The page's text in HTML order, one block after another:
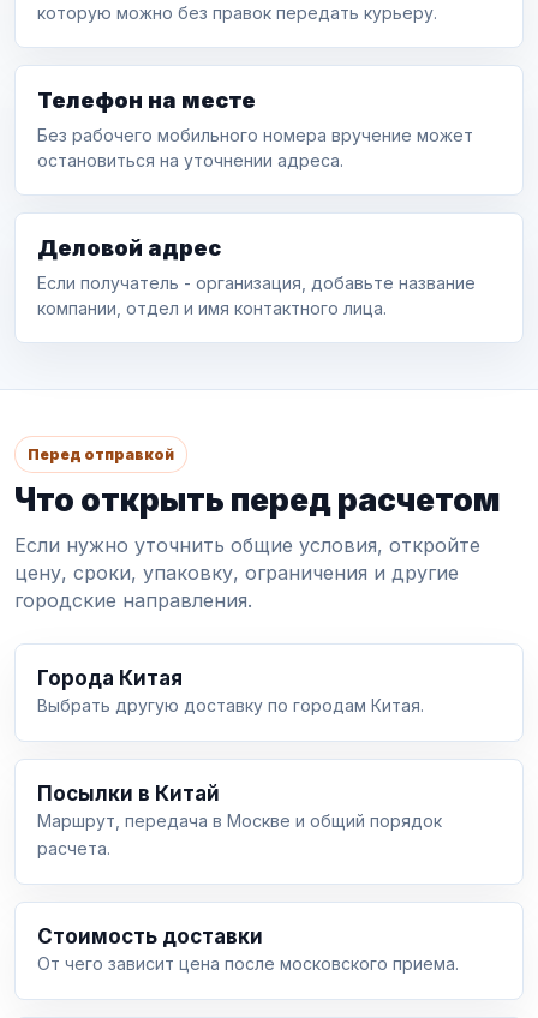
которую можно без правок передать курьеру.
Телефон на месте
Без рабочего мобильного номера вручение может
остановиться на уточнении адреса.
Деловой адрес
Если получатель - организация, добавьте название
компании, отдел и имя контактного лица.
Перед отправкой
Что открыть перед расчетом
Если нужно уточнить общие условия, откройте
цену, сроки, упаковку, ограничения и другие
городские направления.
Города Китая
Выбрать другую доставку по городам Китая.
Посылки в Китай
Маршрут, передача в Москве и общий порядок
расчета.
Стоимость доставки
От чего зависит цена после московского приема.